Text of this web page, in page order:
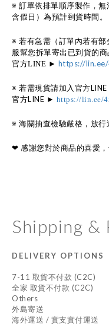
※ 訂單依排單順序製作，無
含假日）為預計到貨時間。
※ 若有急需（訂單內若有
服幫您拆單寄出已到貨的商
官方LINE ► https://
※ 若需現貨請加入官方
官方LINE ► https://lin.ee/
※ 海關抽查檢驗嚴格，放行
❤︎ 感謝您對於商品的喜愛，
Shipping &
DELIVERY OPTIONS
7-11 取貨不付款 (C2C)
全家 取貨不付款 (C2C)
Others
外島寄送
海外運送 / 實支實付運送